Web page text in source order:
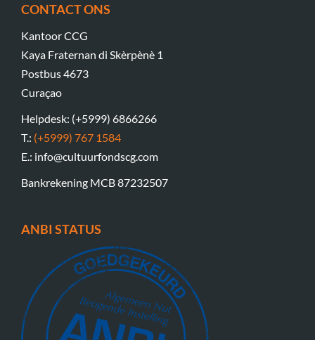
CONTACT ONS
Kantoor CCG
Kaya Fraternan di Skèrpènè 1
Postbus 4673
Curaçao
Helpdesk: (+5999) 6866266
T.: (+5999) 767 1584
E.: info@cultuurfondscg.com
Bankrekening MCB 87232507
ANBI STATUS